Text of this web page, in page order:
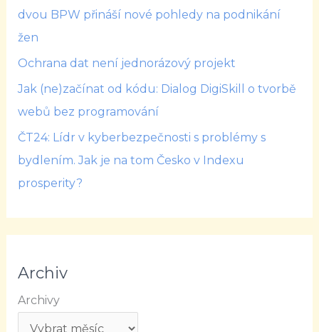
dvou BPW přináší nové pohledy na podnikání
žen
Ochrana dat není jednorázový projekt
Jak (ne)začínat od kódu: Dialog DigiSkill o tvorbě
webů bez programování
ČT24: Lídr v kyberbezpečnosti s problémy s
bydlením. Jak je na tom Česko v Indexu
prosperity?
Archiv
Archivy